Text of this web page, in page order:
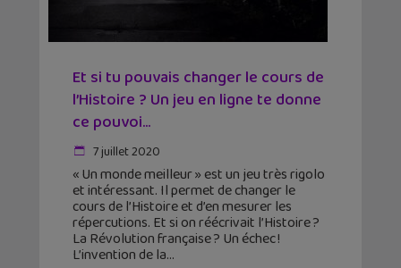
Et si tu pouvais changer le cours de
l’Histoire ? Un jeu en ligne te donne
ce pouvoi...
7 juillet 2020
« Un monde meilleur » est un jeu très rigolo
et intéressant. Il permet de changer le
cours de l’Histoire et d’en mesurer les
répercutions. Et si on réécrivait l’Histoire ?
La Révolution française ? Un échec !
L’invention de la